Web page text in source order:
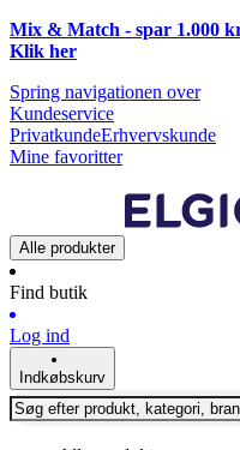
Mix & Match - spar 1.000
Klik her
Spring navigationen over
Kundeservice
PrivatkundeErhvervskunde
Mine favoritter
Alle produkter
Find butik
Log ind
Indkøbskurv